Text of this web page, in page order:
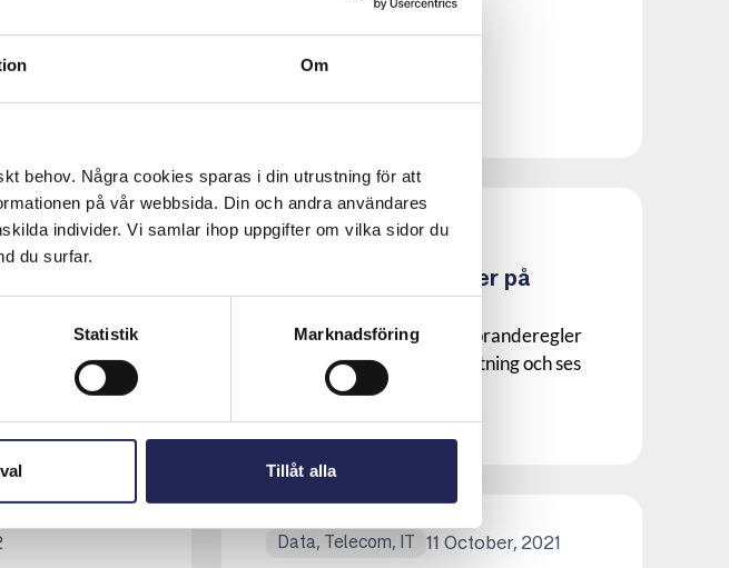
Om
behov. Några cookies sparas i din utrustning för att
på vår webbsida. Din och andra användares
individer. Vi samlar ihop uppgifter om vilka sidor du
du surfar.
Statistik Marknadsföring
Tillåt alla
May, 2022
andel
fibernät,...
Law 16 March, 2022
Nya uppföranderegler på
Telekområdgivarnas uppföranderegler
går utöver gällande lagstiftning och ses
som god sed...
Läs mer om denna Press
Data, Telecom, IT 11 October, 2021